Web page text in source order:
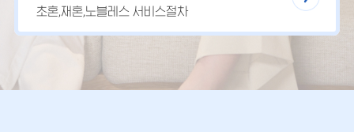
초혼,재혼,노블레스 서비스절차